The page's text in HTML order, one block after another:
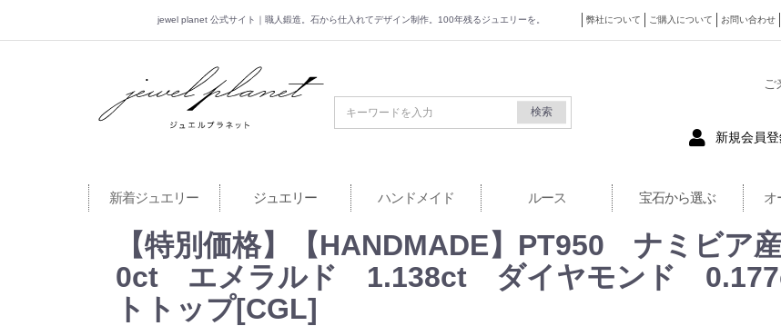
jewel planet 公式サイト｜職人鍛造。石から仕入れてデザイン制作。100年残るジュエリーを。 弊社について ご購入について お問い合わせ
jewel planet 公式サイト
検索
ご
新規会員
新着ジュエリー ジュエリー ハンドメイド ルース 宝石から選ぶ オ
【特別価格】【HANDMADE】PT950 ナミビ
0ct エメラルド 1.138ct ダイヤモンド
トトップ[CGL]